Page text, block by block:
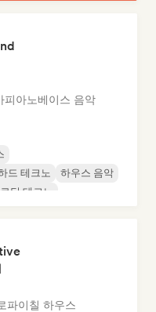
피아노베이스 음악
드 테크노
하우스 음악
딕 테크노
파이칠 하우스